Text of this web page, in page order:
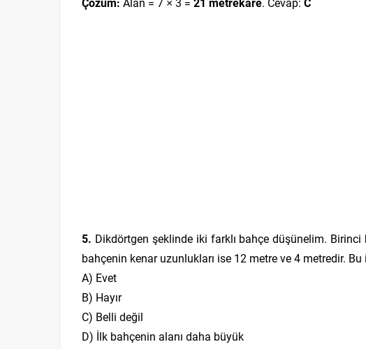
5. Dikdörtgen şeklinde iki farklı bahçe düşünelim.
bahçenin kenar uzunlukları ise 12 metre ve 4 metredir.
A) Evet
B) Hayır
C) Belli değil
D) İlk bahçenin alanı daha büyük